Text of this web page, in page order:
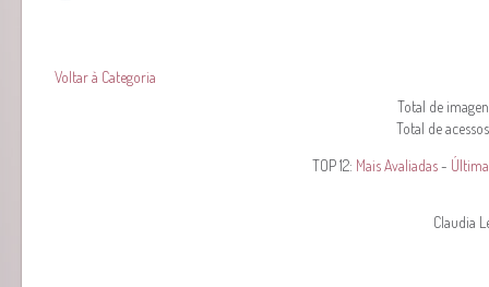
Voltar à Categoria
Total de
Total de
TOP 12: Mais Avaliadas-
Claudia